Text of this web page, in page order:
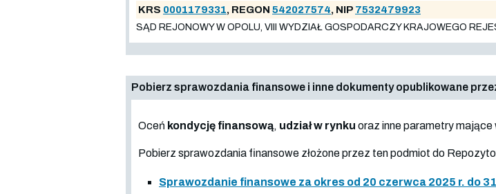
KRS 0001179331, REGON 542027574, NIP 7532479923
SĄD REJONOWY W OPOLU, VIII WYDZIAŁ GOSPODARCZY KRAJOWEGO
Pobierz sprawozdania finansowe i inne dokumenty opublikowane
Oceń kondycję finansową, udział w rynku oraz inne parametry mające
Pobierz sprawozdania finansowe złożone przez ten podmiot do
Sprawozdanie finansowe za okres od 20 czerwca 2025 r. do